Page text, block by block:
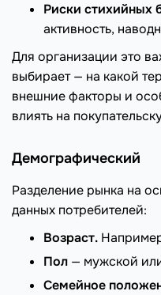
Риски стихийных
активность,
Для организации это
выбирает — на какой
внешние факторы и
влиять на
Демографический
Разделение рынка на
данных потребителей:
Возраст.
Пол — мужской
Семейное